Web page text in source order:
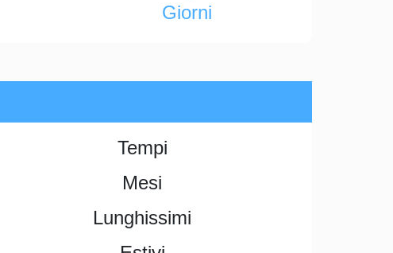
Giorni
Tempi
Mesi
Lunghissimi